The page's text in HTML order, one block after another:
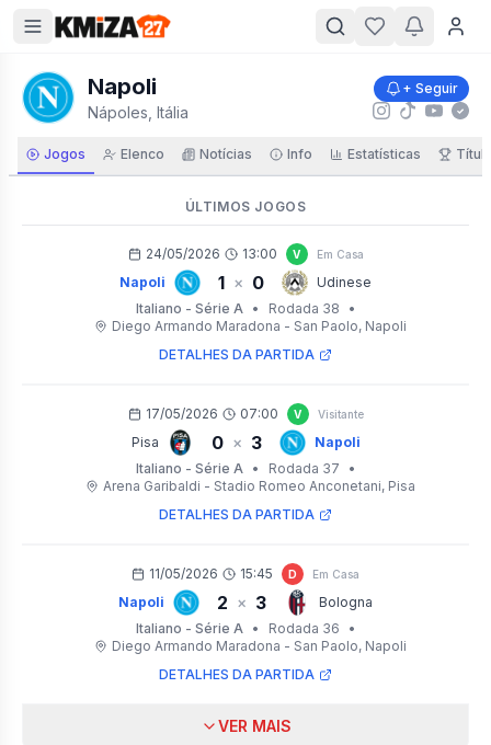
Napoli
Nápoles, Itália
+ Seguir
Jogos Elenco Notícias Info Estatísticas
ÚLTIMOS JOGOS
24/05/2026 13:00 V Em Casa
Napoli 1 × 0
Udinese
Italiano - Série A
• Rodada 38
•
Diego Armando Maradona - San Paolo, Napoli
DETALHES DA PARTIDA
17/05/2026 07:00 V Visitante
Pisa 0 × 3
Napoli
Italiano - Série A
• Rodada 37
•
Arena Garibaldi - Stadio Romeo Anconetani, Pisa
DETALHES DA PARTIDA
11/05/2026 15:45 D Em Casa
Napoli 2 × 3
Bologna
Italiano - Série A
• Rodada 36
•
Diego Armando Maradona - San Paolo, Napoli
DETALHES DA PARTIDA
VER MAIS